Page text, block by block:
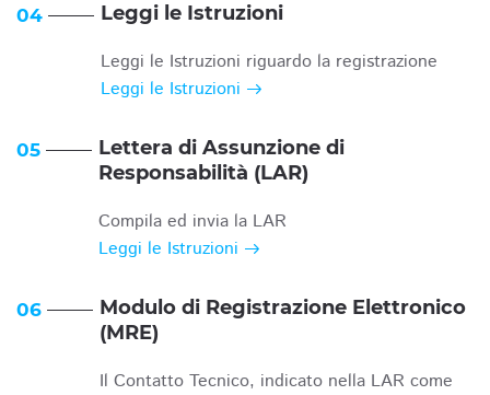
04 Leggi le Istruzioni
Leggi le Istruzioni riguardo la registrazione
Leggi le Istruzioni
05
Lettera di Assunzione di
Responsabilità (LAR)
Compila ed invia la LAR
Leggi le Istruzioni
06
Modulo di Registrazione Elettronico
(MRE)
Il Contatto Tecnico, indicato nella LAR come